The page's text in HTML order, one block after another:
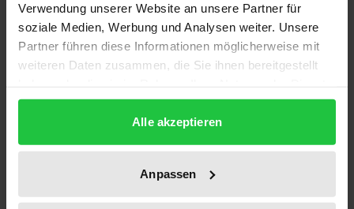
Verwendung unserer Website an unsere Partner für
soziale Medien, Werbung und Analysen weiter. Unsere
Partner führen diese Informationen möglicherweise mit
weiteren Daten zusammen, die Sie ihnen bereitgestellt
gesammelt haben.
Alle akzeptieren
Anpassen
In der Studie werden die Gründe, Anlässe und Wege
zum Austritt aus der evangelischen und
katholischen Kirche untersucht. In der
bundesweiten quantitativen Untersuchung wurden
insgesamt 1.500 ehemals evangelische und
katholische Kirchenmitglieder zu ihrem
Kirchenaustritt befragt (als repräsentative Online-
Befragung im Rahmen des Panels forsa.omninet von